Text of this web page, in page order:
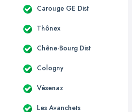
Carouge GE Dist
Thônex
Chêne-Bourg Dist
Cologny
Vésenaz
Les Avanchets